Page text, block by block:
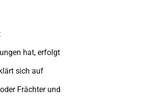
hat, erfolgt
sich auf
Frächter und